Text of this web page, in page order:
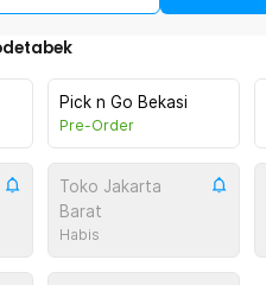
Pick n Go Bekasi
Pre-Order
Toko Jakarta
Barat
Habis